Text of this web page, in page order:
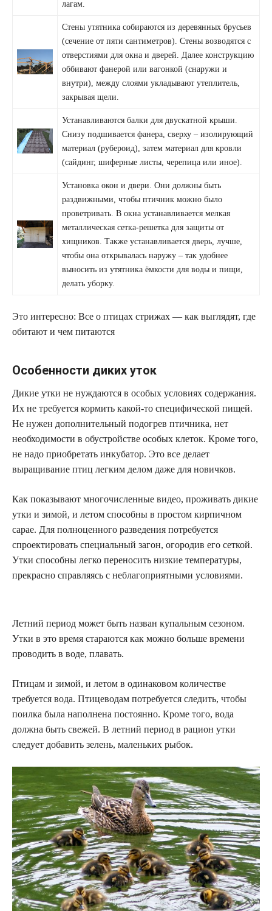
лагам.
Стены утятника собираются из деревянных брусьев
(сечение от пяти сантиметров). Стены возводятся с
отверстиями для окна и дверей. Далее конструкцию
оббивают фанерой или вагонкой (снаружи и
внутри), между слоями укладывают утеплитель,
закрывая щели.
Устанавливаются балки для двускатной крыши.
Снизу подшивается фанера, сверху – изолирующий
материал (рубероид), затем материал для кровли
(сайдинг, шиферные листы, черепица или иное).
Установка окон и двери. Они должны быть
раздвижными, чтобы птичник можно было
проветривать. В окна устанавливается мелкая
металлическая сетка-решетка для защиты от
хищников. Также устанавливается дверь, лучше,
чтобы она открывалась наружу – так удобнее
выносить из утятника ёмкости для воды и пищи,
делать уборку.
Это интересно: Все о птицах стрижах — как выглядят, где
обитают и чем питаются
Особенности диких уток
Дикие утки не нуждаются в особых условиях содержания.
Их не требуется кормить какой-то специфической пищей.
Не нужен дополнительный подогрев птичника, нет
необходимости в обустройстве особых клеток. Кроме того,
не надо приобретать инкубатор. Это все делает
выращивание птиц легким делом даже для новичков.
Как показывают многочисленные видео, проживать дикие
утки и зимой, и летом способны в простом кирпичном
сарае. Для полноценного разведения потребуется
спроектировать специальный загон, огородив его сеткой.
Утки способны легко переносить низкие температуры,
прекрасно справляясь с неблагоприятными условиями.
Летний период может быть назван купальным сезоном.
Утки в это время стараются как можно больше времени
проводить в воде, плавать.
Птицам и зимой, и летом в одинаковом количестве
требуется вода. Птицеводам потребуется следить, чтобы
поилка была наполнена постоянно. Кроме того, вода
должна быть свежей. В летний период в рацион утки
следует добавить зелень, маленьких рыбок.